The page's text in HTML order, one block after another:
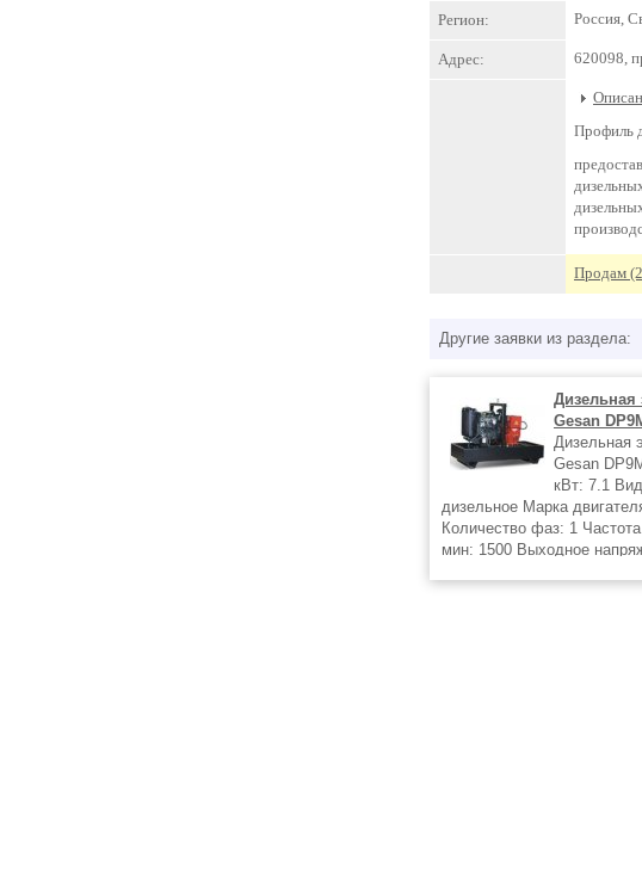
Регион: Россия,
Адрес: 620098,
Профиль
Продам
Другие заявки из раздела:
Дизельная
Gesan
Дизельная
Gesan
кВт: 7.1
дизельное Марка
Количество фаз: 1
мин: 1500 Выходное